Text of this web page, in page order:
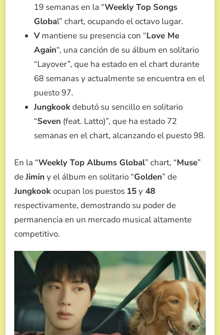
19 semanas en la “Weekly Top Songs
Global” chart, ocupando el octavo lugar.
V mantiene su presencia con “Love Me
Again“, una canción de su álbum en solitario
“Layover”, que ha estado en el chart durante
68 semanas y actualmente se encuentra en el
puesto 97.
Jungkookdebutó su sencillo en solitario
“Seven (feat. Latto)”, que ha estado 72
semanas en el chart, alcanzando el puesto 98.
En la “Weekly Top Albums Global” chart, “Muse”
deJimin y el álbum en solitario “Golden” de
Jungkook ocupan los puestos 15y 48
respectivamente, demostrando su poder de
permanencia en un mercado musical altamente
competitivo.